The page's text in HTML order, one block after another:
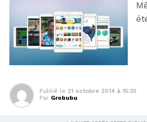
Publié le 21 octobre 2014 à 15:35
Par Grobubu